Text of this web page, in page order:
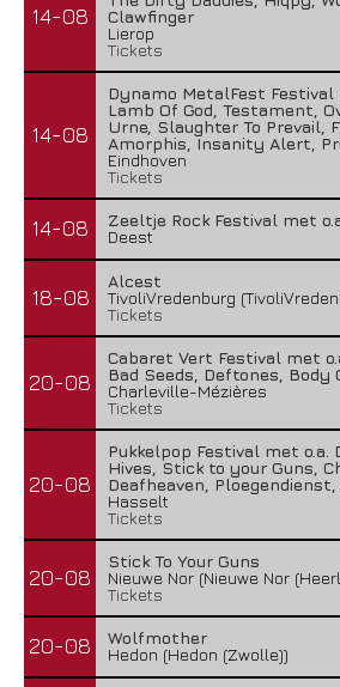
14-08
Clawfinger
Lierop
Tickets
14-08
Dynamo MetalFest Festival
Lamb Of God, Testament,
Urne, Slaughter To Prevail,
Amorphis, Insanity Alert,
Eindhoven
Tickets
14-08
Zeeltje Rock Festival met
Deest
18-08
Alcest
TivoliVredenburg
Tickets
20-08
Cabaret Vert Festival met
Bad Seeds, Deftones, Body
Charleville-Mézières
Tickets
20-08
Pukkelpop Festival met o.a.
Hives, Stick to your Guns,
Deafheaven, Ploegendienst,
Hasselt
Tickets
20-08
Stick To Your Guns
Nieuwe Nor (Nieuwe Nor
Tickets
20-08
Wolfmother
Hedon (Hedon (Zwolle))